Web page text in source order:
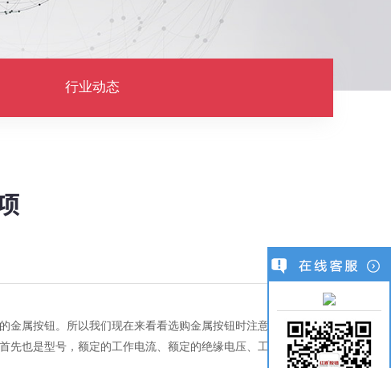
行业动态
金属按钮。所以我们现在来看看选购金属按钮时注意的地方。
先也是型号，额定的工作电流、额定的绝缘电压、工作温度和材